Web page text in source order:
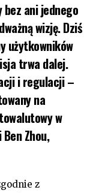
bez ani jednego
wizję. Dziś
użytkowników
trwa dalej.
i regulacji –
na
w
Ben Zhou,
z